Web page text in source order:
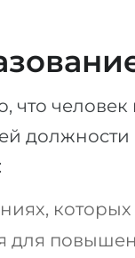
что
должности
которых
для